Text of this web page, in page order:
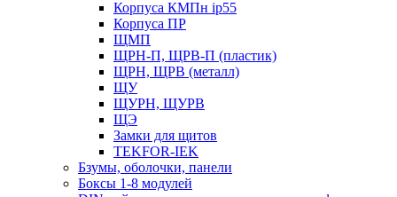
Корпуса КМПн ip55
Корпуса ПР
ЩМП
ЩРН-П, ЩРВ-П (пластик)
ЩРН, ЩРВ (металл)
ЩУ
ЩУРН, ЩУРВ
ЩЭ
Замки для щитов
TEKFOR-IEK
Бзумы, оболочки, панели
Боксы 1-8 модулей